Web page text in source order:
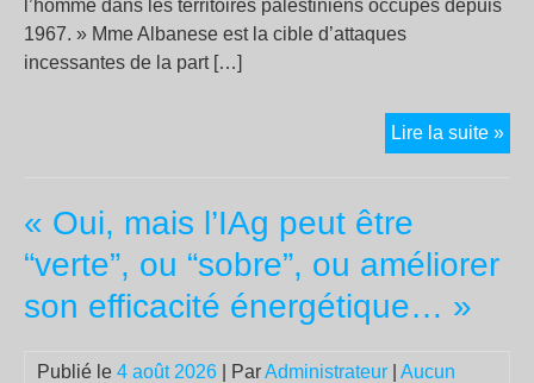
l’homme dans les territoires palestiniens occupés depuis
1967. » Mme Albanese est la cible d’attaques
incessantes de la part […]
Lire la suite »50
« Oui, mais l’IAg peut être
“verte”, ou “sobre”, ou améliorer
son efficacité énergétique… »
Publié le 4 août 2026 | ParAdministrateur
Aucun